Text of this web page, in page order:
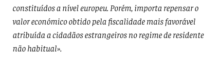
constituídos a nível europeu. Porém, importa repensar o
valor económico obtido pela fiscalidade mais favorável
atribuída a cidadãos estrangeiros no regime de residente
não habitual».